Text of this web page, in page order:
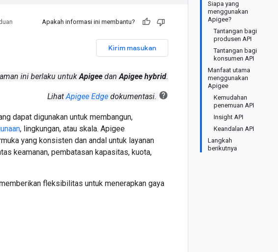
Siapa yang
menggunakan
Apigee?
Tantangan bagi
produsen API
Tantangan bagi
konsumen API
Manfaat utama
menggunakan
Apigee
Kemudahan
penemuan API
Insight API
Keandalan API
Langkah
berikutnya
Apakah informasi ini membantu?
Kirim masukan
ini berlaku untukApigee danApigee hybrid.
LihatApigee Edge dokumentasi.
dapat digunakan untuk membangun,
, lingkungan, atau skala. Apigee
yang konsisten dan andal untuk layanan
keamanan, pembatasan kapasitas, kuota,
fleksibilitas untuk menerapkan gaya